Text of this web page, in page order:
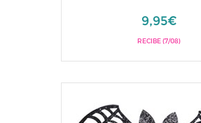
9,95€
RECIBE (7/08)